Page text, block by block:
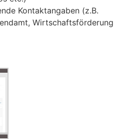
Kontaktangaben (z.B.
Wirtschaftsförderung